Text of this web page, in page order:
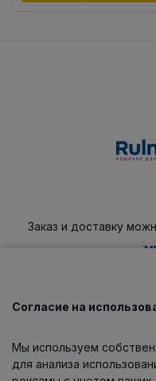
Заказ и доставку
Каталог
О компании
Согласие на
Мы используем
для анализа